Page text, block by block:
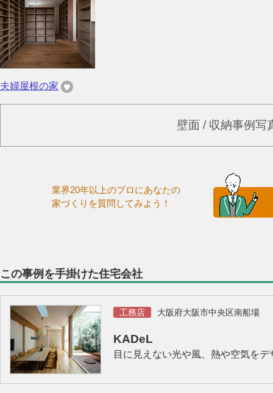
夫婦屋根の家
壁面 / 収納事例写
業界20年以上のプロにあなたの
家づくりを質問してみよう！
この事例を手掛けた住宅会社
工務店 大阪府大阪市中央区南船場
KADeL
目に見えない光や風、熱や空気を